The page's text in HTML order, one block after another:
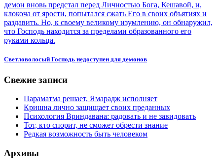
Светловолосый Господь недоступен для демонов
Свежие записи
Параматма решает, Ямарадж исполняет
Кришна лично защищает своих преданных
Психология Вриндавана: радовать и не завидовать
Тот, кто спорит, не сможет обрести знание
Редкая возможность быть человеком
Архивы